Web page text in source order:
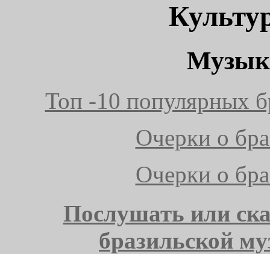
Топ -10 популярных
Очерки о
Очерки о
Послушать или
бразильской